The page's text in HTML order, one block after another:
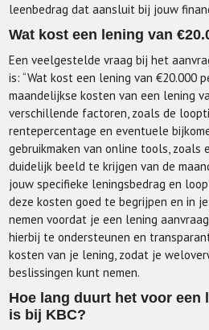
leenbedrag dat aansluit bij jouw
Wat kost een lening van
Een veelgestelde vraag bij het
is: “Wat kost een lening van €20.000
maandelijkse kosten van een lening
verschillende factoren, zoals de
rentepercentage en eventuele
gebruikmaken van online tools, zoals
duidelijk beeld te krijgen van de
jouw specifieke leningsbedrag en
deze kosten goed te begrijpen en in
nemen voordat je een lening
hierbij te ondersteunen en
kosten van je lening, zodat je
beslissingen kunt nemen.
Hoe lang duurt het voor een
is bij KBC?